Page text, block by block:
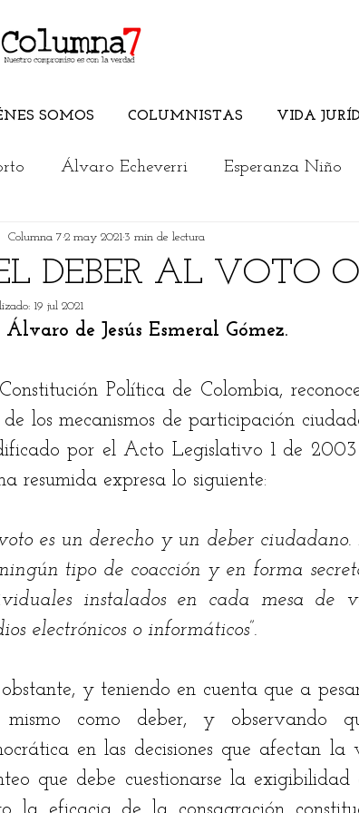
SOMOS COLUMNISTAS VIDA
Álvaro Echeverri Esperanza Niño
Edimer Latorre
Cristian Morelli
Conoce el Magdalena Los jóvenes
Elsie Betancourt Christian Rodríguez
Gómez Ricardo Andrés Manrique
Quiroga
DEBER AL VOTO
Columna 7 2 may 2021 3 min de lectura
19 jul 2021
Álvaro de Jesús Esmeral Gómez.
Política de Colombia,
de los mecanismos de participación
por el Acto Legislativo 1 de
resumida expresa lo siguiente:
es un derecho y un deber
tipo de coacción y en forma
instalados en cada mesa de
electrónicos o informáticos”.
y teniendo en cuenta que a
mismo como deber, y observando
en las decisiones que afectan la
que debe cuestionarse la